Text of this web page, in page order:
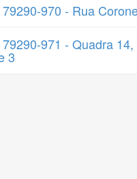
970 - Rua
971 - Quadra
3